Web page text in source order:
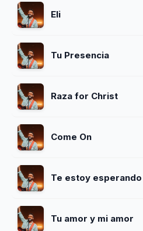
Eli
Tu Presencia
Raza for Christ
Come On
Te estoy esperando
Tu amor y mi amor